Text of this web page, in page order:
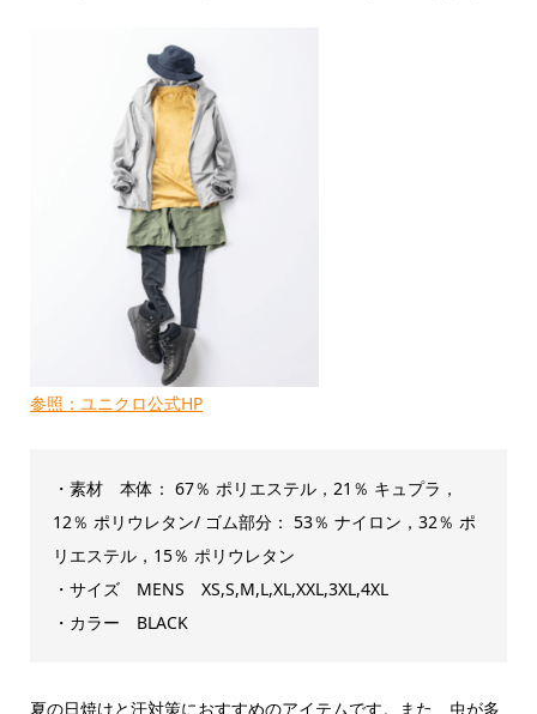
参照：ユニクロ公式HP
・素材 本体： 67％ ポリエステル，21％ キュプラ，
12％ ポリウレタン/ ゴム部分： 53％ ナイロン，32％ ポ
リエステル，15％ ポリウレタン
・サイズ MENS XS,S,M,L,XL,XXL,3XL,4XL
・カラー BLACK
夏の日焼けと汗対策におすすめのアイテムです。また、虫が多